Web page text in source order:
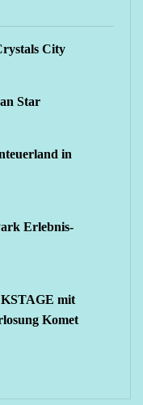
City
Star
in
Erlebnis-
mit
Komet